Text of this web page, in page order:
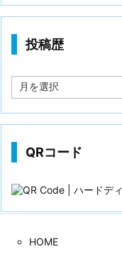
投稿歴
稿
QRコード
HOME